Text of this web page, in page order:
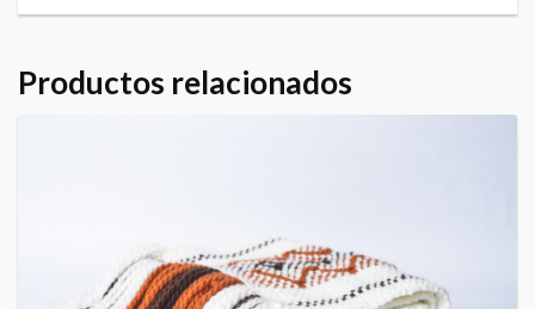
Productos relacionados